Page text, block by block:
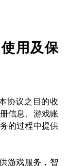
用及保
协议之目的收
信息、游戏账
的过程中提供
游戏服务，智